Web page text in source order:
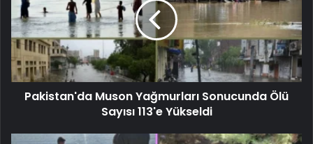
Pakistan'da Muson Yağmurları Sonucunda Ölü
Sayısı 113'e Yükseldi